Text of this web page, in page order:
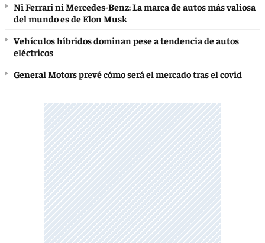
Ni Ferrari ni Mercedes-Benz: La marca de autos más valiosa
del mundo es de Elon Musk
Vehículos híbridos dominan pese a tendencia de autos
eléctricos
General Motors prevé cómo será el mercado tras el covid